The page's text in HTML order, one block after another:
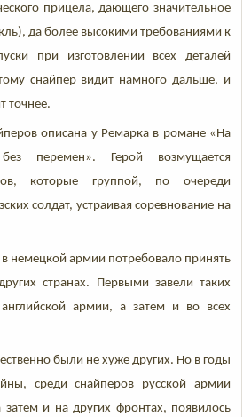
прицела, дающего значительное
да более высокими требованиями к
при изготовлении всех деталей
снайпер видит намного дальше, и
точнее.
описана у Ремарка в романе «На
перемен». Герой возмущается
которые группой, по очереди
солдат, устраивая соревнование на
немецкой армии потребовало принять
странах. Первыми завели таких
армии, а затем и во всех
были не хуже других. Но в годы
среди снайперов русской армии
затем и на других фронтах, появилось